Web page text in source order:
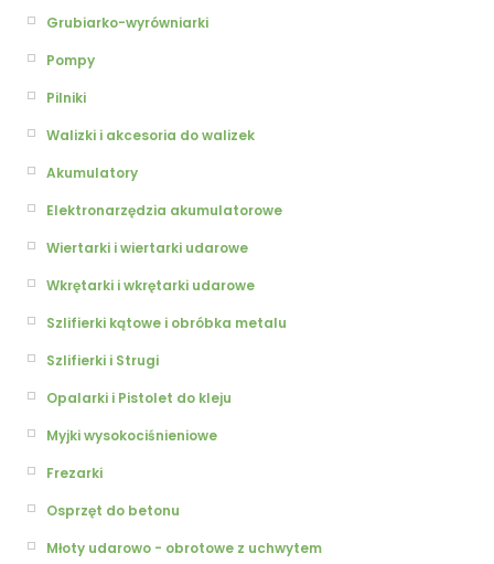
Grubiarko-wyrówniarki
Pompy
Pilniki
Walizki i akcesoria do walizek
Akumulatory
Elektronarzędzia akumulatorowe
Wiertarki i wiertarki udarowe
Wkrętarki i wkrętarki udarowe
Szlifierki kątowe i obróbka metalu
Szlifierki i Strugi
Opalarki i Pistolet do kleju
Myjki wysokociśnieniowe
Frezarki
Osprzęt do betonu
Młoty udarowo - obrotowe z uchwytem